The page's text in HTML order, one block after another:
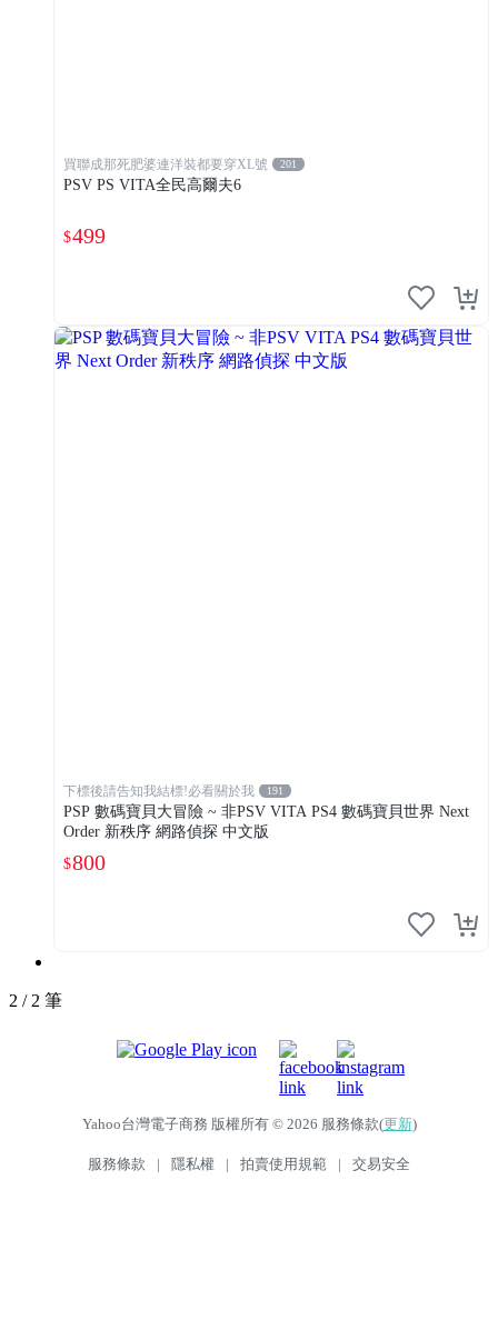
買聯成那死肥婆連洋裝都要穿XL號 201
PSV PS VITA全民高爾夫6
$499
下標後請告知我結標!必看關於我 191
PSP 數碼寶貝大冒險 ~ 非PSV VITA PS4 數碼寶貝世界 Next
Order 新秩序 網路偵探 中文版
$800
2 / 2 筆
Yahoo台灣電子商務 版權所有 © 2026 服務條款(更新)
服務條款 | 隱私權 | 拍賣使用規範 | 交易安全